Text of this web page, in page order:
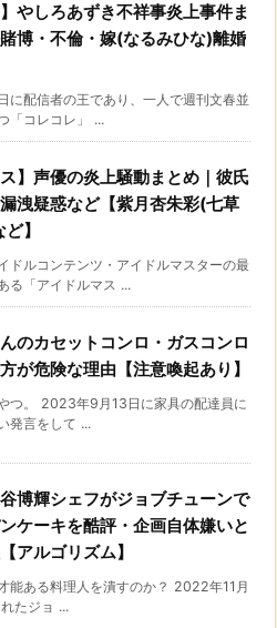
】やしろあずき不祥事炎上事件ま
博・不倫・嫁(なるみひな)離婚
配信者の王であり、一人で週刊文春並
「コレコレ」 ...
ス】声優の炎上騒動まとめ｜彼氏
洩疑惑など【紫月杏朱彩(七草
】
ドルコンテンツ・アイドルマスターの最
る「アイドルマス ...
んのカセットコンロ・ガスコンロ
が危険な理由【注意喚起あり】
つ。 2023年9月13日に家具の配達員に
発言をして ...
谷博輝シェフがジョブチューンで
ケーキを酷評・企画自体嫌いと
アルゴリズム】
能ある料理人を潰すのか？ 2022年11月
たジョ ...